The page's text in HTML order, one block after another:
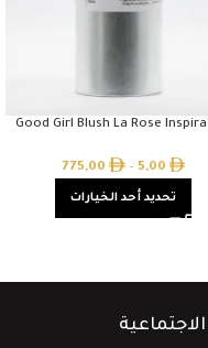
Good Girl Blush La Rose
5,00
–
775,00
تحديد أحد الخيارات